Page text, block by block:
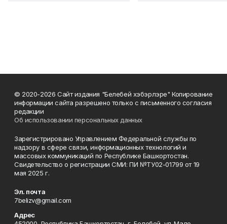
© 2020-2026 Сайт издания "Белебей хэбэрлэре" Копирование
информации сайта разрешено только с письменного согласия
редакции
Об использовании персональных данных
Зарегистрировано Управлением Федеральной службы по
надзору в сфере связи, информационных технологий и
массовых коммуникаций по Республике Башкортостан.
Свидетельство о регистрации СМИ: ПИ №ТУ02-01799 от 19
мая 2025 г.
Эл. почта
7belizv@gmail.com
Адрес